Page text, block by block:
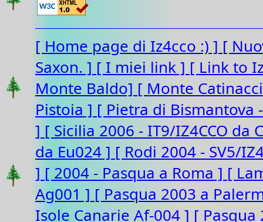
[ Home page di Iz4cco :) ] [
Saxon. ] [ I miei link ] [ Link to
Monte Baldo] [ Monte
Pistoia ] [ Pietra di Bismantova
] [ Sicilia 2006 - IT9/IZ4CCO da
da Eu024 ] [ Rodi 2004 - SV5/
] [ 2004 - Pasqua a Roma ] [
Ag001 ] [ Pasqua 2003 a
Isole Canarie Af-004 ] [ Pasqua